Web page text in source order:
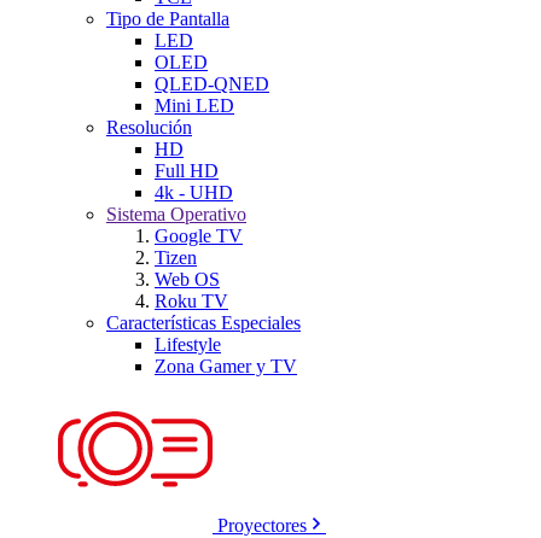
Tipo de Pantalla
LED
OLED
QLED-QNED
Mini LED
Resolución
HD
Full HD
4k - UHD
Sistema Operativo
Google TV
Tizen
Web OS
Roku TV
Características Especiales
Lifestyle
Zona Gamer y TV
Proyectores